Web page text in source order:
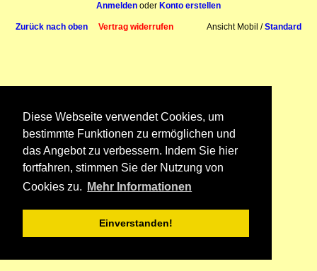
Diese Webseite verwendet Cookies, um
bestimmte Funktionen zu ermöglichen und
das Angebot zu verbessern. Indem Sie hier
fortfahren, stimmen Sie der Nutzung von
Cookies zu.
Mehr Informationen
Einverstanden!
Anmelden oder Konto erstellen
Zurück nach oben Vertrag widerrufen Ansicht Mobil /Standard